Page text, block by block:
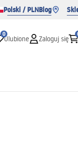
Polski / PLNBlog
0
Ulubione Zaloguj się